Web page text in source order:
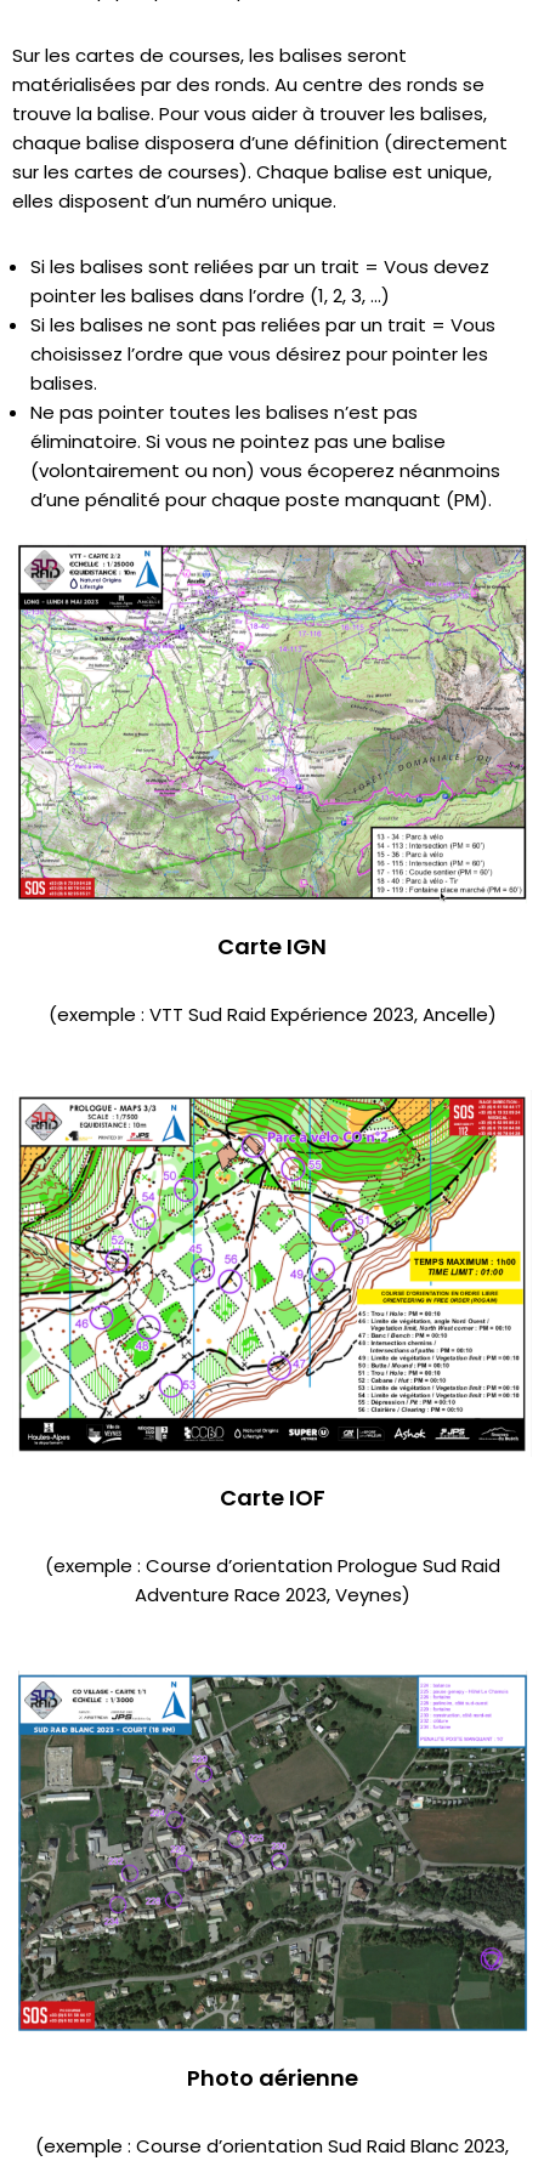
Sur les cartes de courses, les balises seront
matérialisées par des ronds. Au centre des ronds se
trouve la balise. Pour vous aider à trouver les balises,
chaque balise disposera d’une définition (directement
sur les cartes de courses). Chaque balise est unique,
elles disposent d’un numéro unique.
Si les balises sont reliées par un trait = Vous devez
pointer les balises dans l’ordre (1, 2, 3, …)
Si les balises ne sont pas reliées par un trait = Vous
choisissez l’ordre que vous désirez pour pointer les
balises.
Ne pas pointer toutes les balises n’est pas
éliminatoire. Si vous ne pointez pas une balise
(volontairement ou non) vous écoperez néanmoins
d’une pénalité pour chaque poste manquant (PM).
Carte IGN
(exemple : VTT Sud Raid Expérience 2023, Ancelle)
Carte IOF
(exemple : Course d’orientation Prologue Sud Raid
Adventure Race 2023, Veynes)
Photo aérienne
(exemple : Course d’orientationSud Raid Blanc 2023,